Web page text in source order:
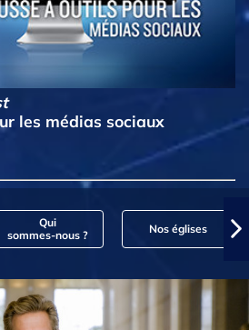
les médias sociaux
Qui
sommes‑nous ?
Nos églises